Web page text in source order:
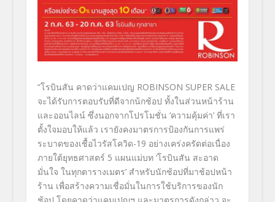
“โรบินสัน คาดว่าแคมเปญ ROBINSON SUPER SALE
จะได้รับการตอบรับที่ดีจากน้กช้อป ทั้งในส่วนหน้าร้าน
และออนไลน์ ซึ่งนอกจากโปรโมชั่น ‘ความคุ้มค่า’ ที่เรา
ตั้งใจมอบให้แล้ว เรายังคงมาตรการป้องกันการแพร่
ระบาดของเชื้อไวรัสโควิด-19 อย่างเคร่งครัดต่อเนื่อง
ภายใต้ยุทธศาสตร์ 5 แผนแม่บท ‘โรบินสัน สะอาด
มั่นใจ ในทุกตารางเมตร’ สำหรับนักช้อปที่มาช้อปหน้า
ร้าน เพื่อสร้างความเชื่อมั่นในการใช้บริการของนัก